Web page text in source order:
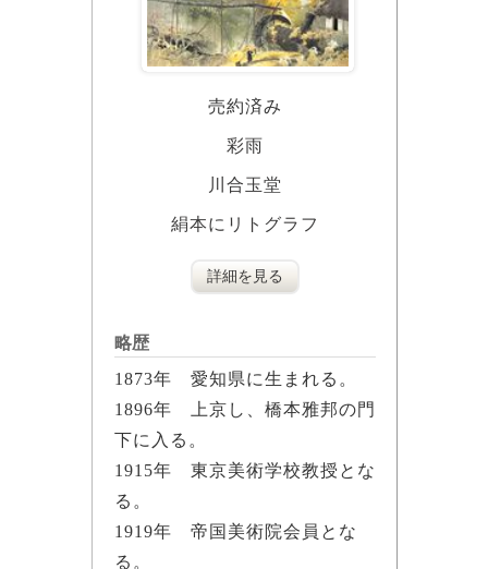
売約済み
彩雨
川合玉堂
絹本にリトグラフ
詳細を見る
略歴
1873年 愛知県に生まれる。
1896年 上京し、橋本雅邦の門
下に入る。
1915年 東京美術学校教授とな
る。
1919年 帝国美術院会員とな
る。